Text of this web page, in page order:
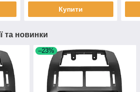
Купити
та новинки
–23%